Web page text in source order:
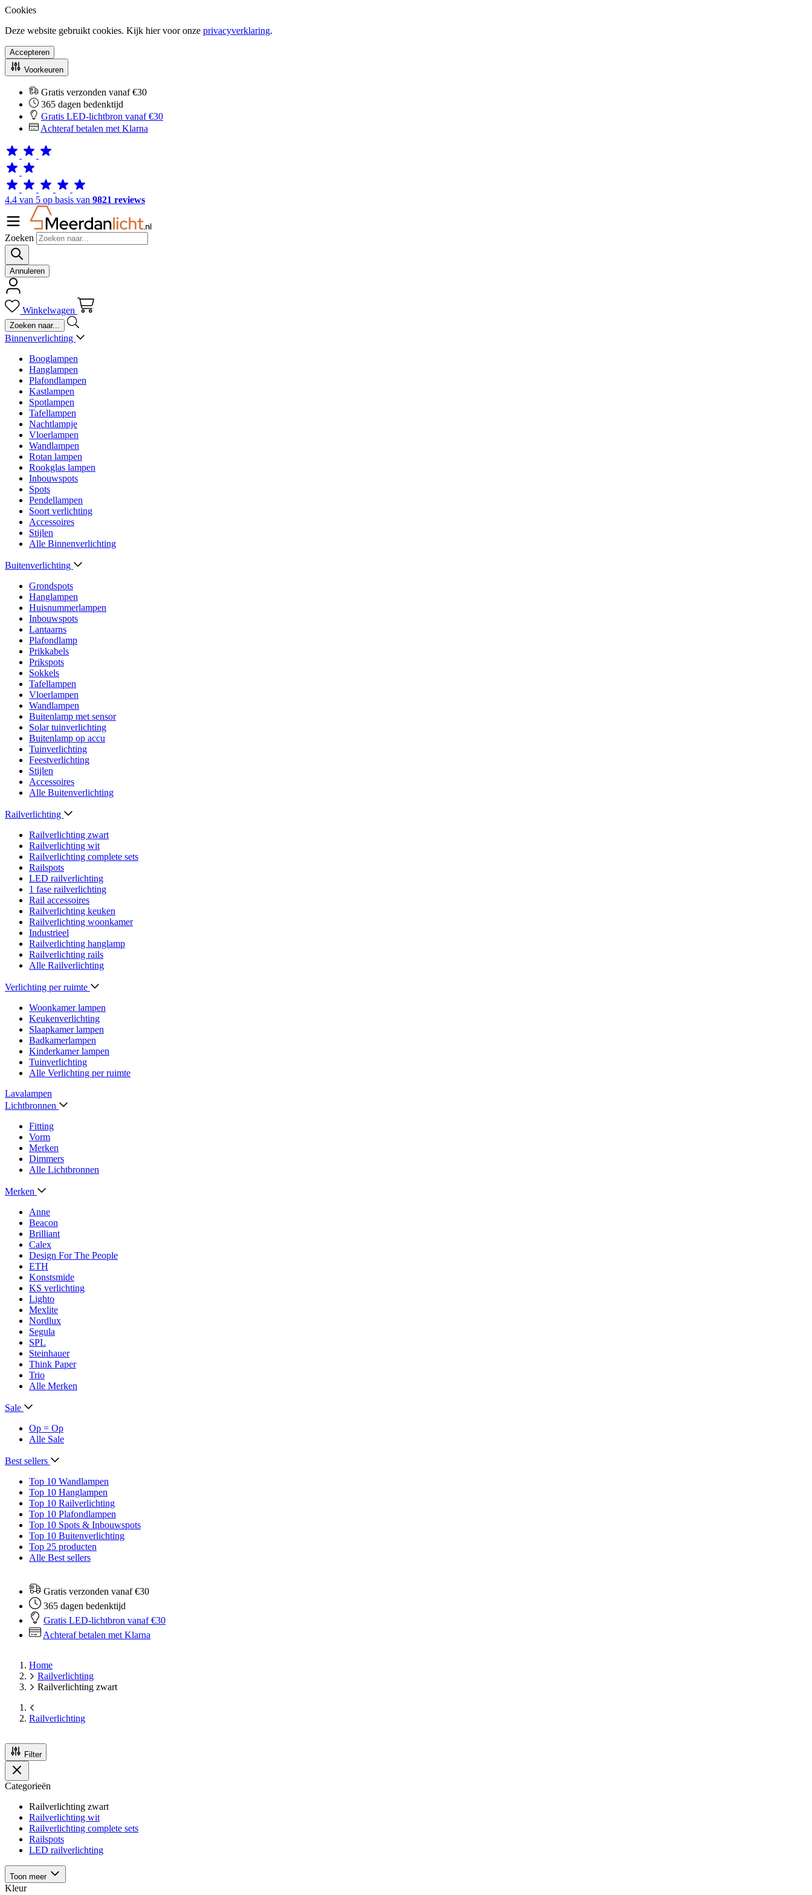
Cookies
Deze website gebruikt cookies. Kijk hier voor onze privacyverklaring.
Accepteren
Voorkeuren
Gratis verzonden vanaf €30
365 dagen bedenktijd
Gratis LED-lichtbron vanaf €30
Achteraf betalen met Klarna
4.4 van 5 op basis van 9821 reviews
Zoeken
Annuleren
Winkelwagen
Binnenverlichting
Booglampen
Hanglampen
Plafondlampen
Kastlampen
Spotlampen
Tafellampen
Nachtlampje
Vloerlampen
Wandlampen
Rotan lampen
Rookglas lampen
Inbouwspots
Spots
Pendellampen
Soort verlichting
Accessoires
Stijlen
Alle Binnenverlichting
Buitenverlichting
Grondspots
Hanglampen
Huisnummerlampen
Inbouwspots
Lantaarns
Plafondlamp
Prikkabels
Prikspots
Sokkels
Tafellampen
Vloerlampen
Wandlampen
Buitenlamp met sensor
Solar tuinverlichting
Buitenlamp op accu
Tuinverlichting
Feestverlichting
Stijlen
Accessoires
Alle Buitenverlichting
Railverlichting
Railverlichting zwart
Railverlichting wit
Railverlichting complete sets
Railspots
LED railverlichting
1 fase railverlichting
Rail accessoires
Railverlichting keuken
Railverlichting woonkamer
Industrieel
Railverlichting hanglamp
Railverlichting rails
Alle Railverlichting
Verlichting per ruimte
Woonkamer lampen
Keukenverlichting
Slaapkamer lampen
Badkamerlampen
Kinderkamer lampen
Tuinverlichting
Alle Verlichting per ruimte
Lavalampen
Lichtbronnen
Fitting
Vorm
Merken
Dimmers
Alle Lichtbronnen
Merken
Anne
Beacon
Brilliant
Calex
Design For The People
ETH
Konstsmide
KS verlichting
Lighto
Mexlite
Nordlux
Segula
SPL
Steinhauer
Think Paper
Trio
Alle Merken
Sale
Op = Op
Alle Sale
Best sellers
Top 10 Wandlampen
Top 10 Hanglampen
Top 10 Railverlichting
Top 10 Plafondlampen
Top 10 Spots & Inbouwspots
Top 10 Buitenverlichting
Top 25 producten
Alle Best sellers
Gratis verzonden vanaf €30
365 dagen bedenktijd
Gratis LED-lichtbron vanaf €30
Achteraf betalen met Klarna
Home
Railverlichting
Railverlichting zwart
Railverlichting
Filter
Categorieën
Railverlichting zwart
Railverlichting wit
Railverlichting complete sets
Railspots
LED railverlichting
Toon meer
Kleur